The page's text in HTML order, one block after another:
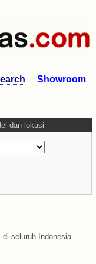
Showroom
dan lokasi
seluruh Indonesia